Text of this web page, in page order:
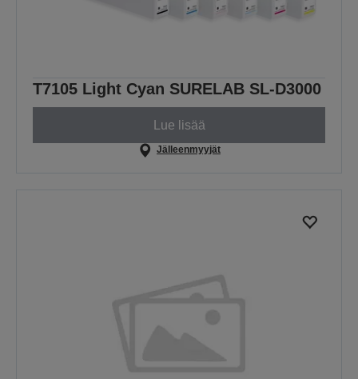
T7105 Light Cyan SURELAB SL-D3000
Lue lisää
Jälleenmyyjät